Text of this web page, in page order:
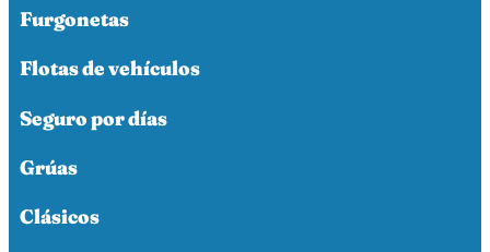
Furgonetas
Flotas de vehículos
Seguro por días
Grúas
Clásicos